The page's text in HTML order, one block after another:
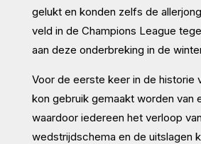
gelukt en konden zelfs de
veld in de Champions League
aan deze onderbreking in de
Voor de eerste keer in de historie
kon gebruik gemaakt worden van
waardoor iedereen het verloop
wedstrijdschema en de uitslagen